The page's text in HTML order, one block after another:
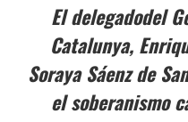
El delegadodel
Catalunya,
Soraya Sáenz de
el soberanismo